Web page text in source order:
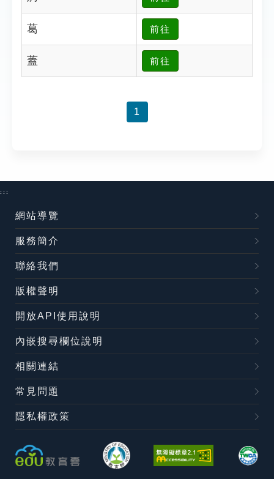
生命大百科索引
遊戲專區
教學應用
葛 前往
蓋 前往
1
:::
網站導覽
服務簡介
聯絡我們
版權聲明
開放API使用說明
內嵌搜尋欄位說明
相關連結
常見問題
隱私權政策